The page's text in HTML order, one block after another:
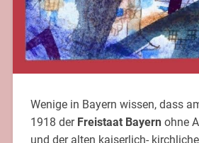
Wenige in Bayern wissen, dass
1918 der Freistaat Bayernohne
und der alten kaiserlich-